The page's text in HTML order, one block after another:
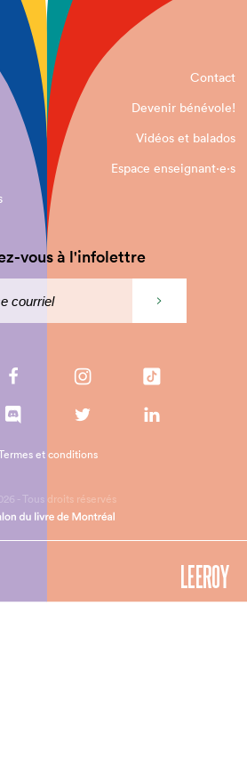
Contact
Devenir bénévole!
Vidéos et balados
Espace enseignant·e⋅s
vous à l'infolettre
- Tous droits réservés
et conditions